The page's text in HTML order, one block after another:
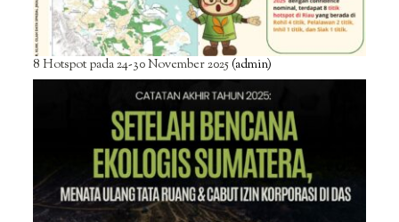
8 Hotspot pada 24-30 November 2025(admin)